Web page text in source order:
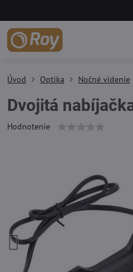
Úvod Optika Nočné videnie
Dvojitá
Hodnotenie